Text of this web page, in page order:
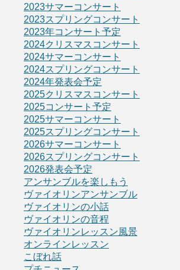
2023サマーコンサート
2023スプリングコンサート
2023年コンサート予定
2024クリスマスコンサート
2024サマーコンサート
2024スプリングコンサート
2024年発表会予定
2025クリスマスコンサート
2025コンサート予定
2025サマーコンサート
2025スプリングコンサート
2026サマーコンサート
2026スプリングコンサート
2026発表会予定
アンサンブルを楽しもう
ヴァイオリンアンサンブル
ヴァイオリンの小話
ヴァイオリンの音程
ヴァイオリンレッスン風景
オンラインレッスン
こぼれ話